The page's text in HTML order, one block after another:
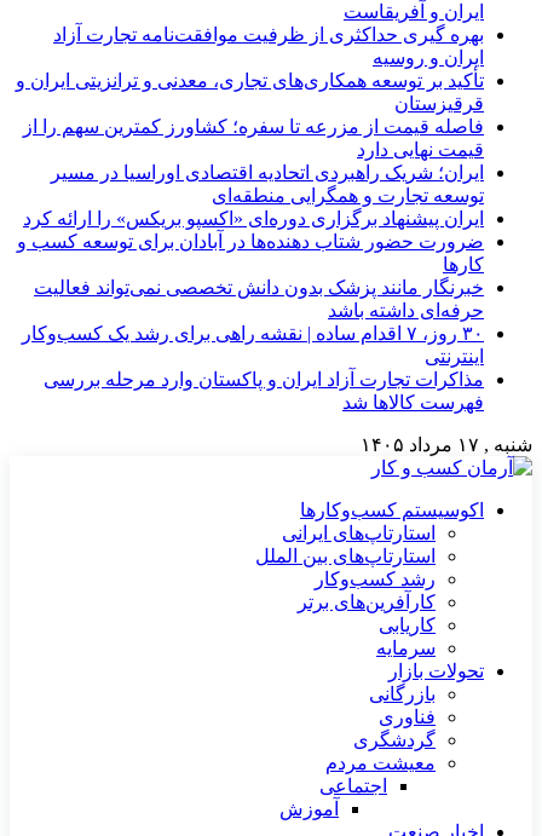
ایران و آفریقاست
بهره گیری حداکثری از ظرفیت موافقت‌نامه تجارت آزاد
ایران و روسیه
تأکید بر توسعه همکاری‌های تجاری، معدنی و ترانزیتی ایران و
قرقیزستان
فاصله قیمت از مزرعه تا سفره؛ کشاورز کمترین سهم را از
قیمت نهایی دارد
ایران؛ شریک راهبردی اتحادیه اقتصادی اوراسیا در مسیر
توسعه تجارت و همگرایی منطقه‌ای
ایران پیشنهاد برگزاری دوره‌ای «اکسپو بریکس» را ارائه کرد
ضرورت حضور شتاب ‌دهنده‌ها در آبادان برای توسعه کسب‌ و
کارها
خبرنگار مانند پزشک بدون دانش تخصصی نمی‌تواند فعالیت
حرفه‌ای داشته باشد
۳۰ روز، ۷ اقدام ساده | نقشه راهی برای رشد یک کسب‌وکار
اینترنتی
مذاکرات تجارت آزاد ایران و پاکستان وارد مرحله بررسی
فهرست کالاها شد
شنبه , ۱۷ مرداد ۱۴۰۵
اکوسیستم کسب‌وکارها
استارتاپ‌های ایرانی
استارتاپ‌های بین الملل
رشد کسب‌وکار
کارآفرین‌های برتر
کاریابی
سرمایه
تحولات بازار
بازرگانی
فناوری
گردشگری
معیشت مردم
اجتماعی
آموزش
اخبار صنعت